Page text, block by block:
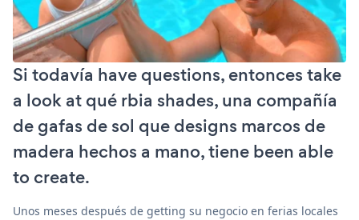
Si todavía have questions, entonces take
a look at qué rbia shades, una compañía
de gafas de sol que designs marcos de
madera hechos a mano, tiene been able
to create.
Unos meses después de getting su negocio en ferias locales